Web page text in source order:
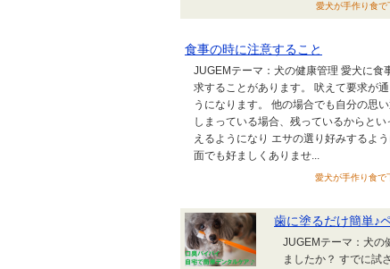
愛犬が手作り食
食事の時に注意すること
JUGEMテーマ：犬の健康管理 愛犬に
求することがあります。 吠えて要求が
うになります。 他の場合でも自分の思
しまっている場合、残っているからと
えるようになり エサの選り好みするよ
面でも好ましくありませ...
愛犬が手作り食
歯に塗るだけ簡単♪
JUGEMテーマ：犬の
ましたか？ すでに試